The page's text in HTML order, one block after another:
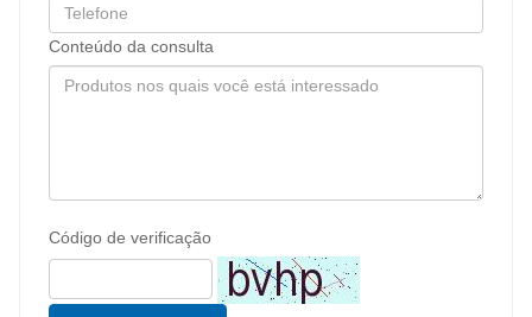
Conteúdo da consulta
Código de verificação